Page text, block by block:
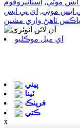
ايس موتي, اي پي ايس
باڪس ٺاهڻ واري مشين
اي ميل موڪليو
پيني
ٽينا
فرينڪ
ڪتي
x